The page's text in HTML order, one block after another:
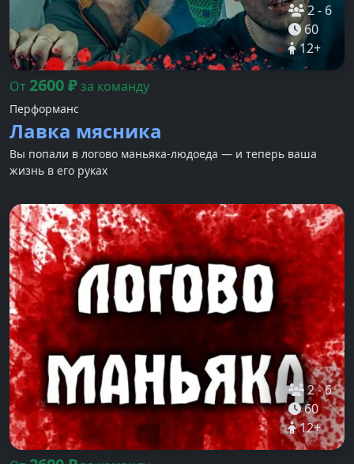
2- 6
60
12+
От 2600₽за команду
Перформанс
Лавка мясника
Вы попали в логово маньяка-людоеда — и теперь ваша
жизнь в его руках
2-6
60
12+